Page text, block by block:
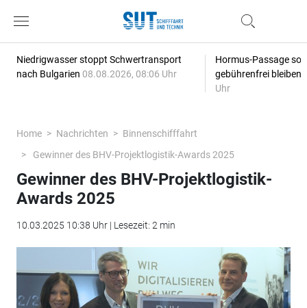
Niedrigwasser stoppt Schwertransport
nach Bulgarien 08.08.2026, 08:06 Uhr
Hormus-Passage
gebührenfrei bleiben
Uhr
Home Nachrichten
Binnenschifffahrt
Gewinner des BHV-Projektlogistik-Awards 2025
Gewinner des BHV-Projektlogistik-
Awards 2025
10.03.2025 10:38 Uhr | Lesezeit: 2 min